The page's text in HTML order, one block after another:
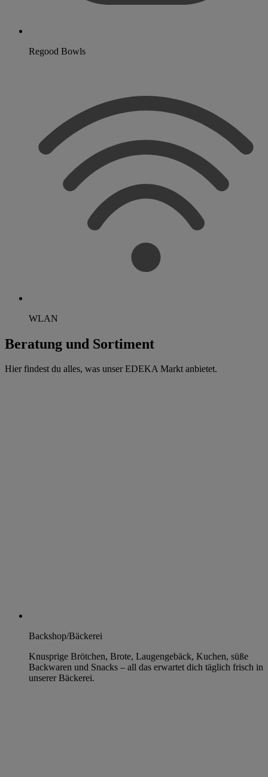
Regood Bowls
WLAN
Beratung und Sortiment
Hier findest du alles, was unser EDEKA Markt anbietet.
Backshop/Bäckerei
Knusprige Brötchen, Brote, Laugengebäck, Kuchen, süße
Backwaren und Snacks – all das erwartet dich täglich frisch in
unserer Bäckerei.